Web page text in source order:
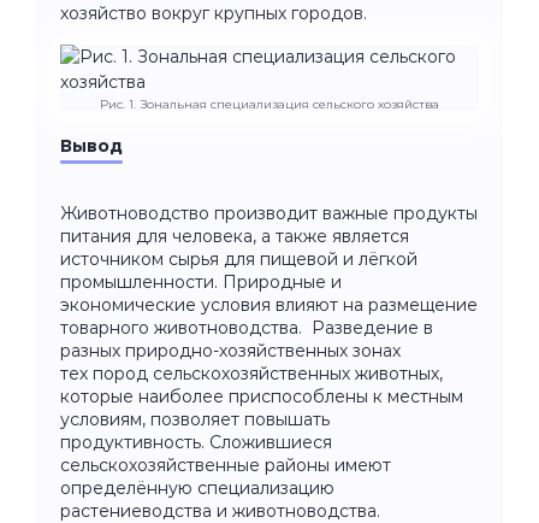
хозяйство вокруг крупных городов.
Рис. 1. Зональная специализация сельского хозяйства
Вывод
Животноводство производит важные продукты
питания для человека, а также является
источником сырья для пищевой и лёгкой
промышленности. Природные и
экономические условия влияют на размещение
товарного животноводства. Разведение в
разных природно-хозяйственных зонах
тех пород сельскохозяйственных животных,
которые наиболее приспособлены к местным
условиям, позволяет повышать
продуктивность. Сложившиеся
сельскохозяйственные районы имеют
определённую специализацию
растениеводства и животноводства.